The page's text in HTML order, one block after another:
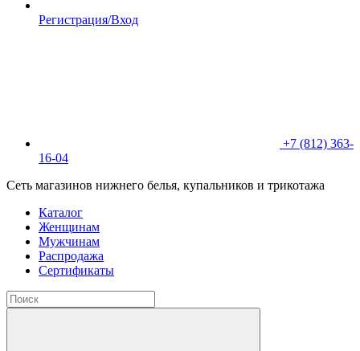
Регистрация/Вход
+7 (812) 363-
16-04
Сеть магазинов нижнего белья, купальников и трикотажа
Каталог
Женщинам
Мужчинам
Распродажа
Сертификаты